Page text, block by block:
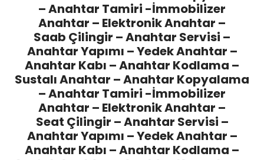
– Anahtar Tamiri -İmmobilizer
Anahtar – Elektronik Anahtar –
Saab Çilingir – Anahtar Servisi –
Anahtar Yapımı – Yedek Anahtar –
Anahtar Kabı – Anahtar Kodlama –
Sustalı Anahtar – Anahtar Kopyalama
– Anahtar Tamiri -İmmobilizer
Anahtar – Elektronik Anahtar –
Seat Çilingir – Anahtar Servisi –
Anahtar Yapımı – Yedek Anahtar –
Anahtar Kabı – Anahtar Kodlama –